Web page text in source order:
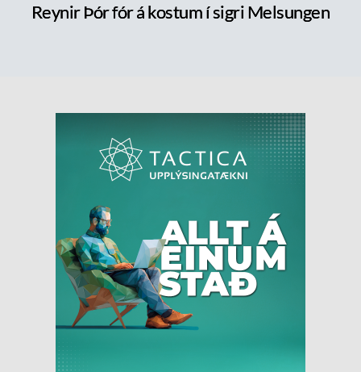
Reynir Þór fór á kostum í sigri Melsungen